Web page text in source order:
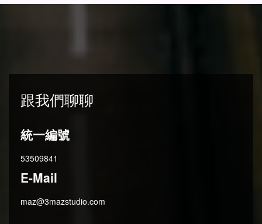
跟我們聊聊
統一編號
53509841
E-Mail
maz@3mazstudio.com